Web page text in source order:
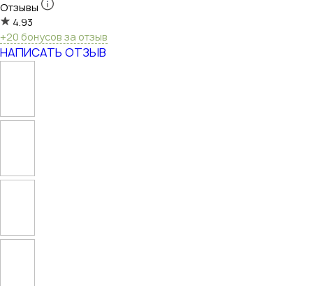
Отзывы
4.93
+20 бонусов за отзыв
НАПИСАТЬ ОТЗЫВ